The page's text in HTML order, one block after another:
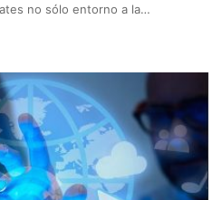
no sólo entorno a la…